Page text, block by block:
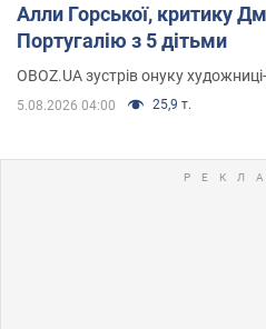
Алли Горської, критику
Португалію з 5 дітьми
OBOZ.UA зустрів онуку
5.08.2026 04:00 25,9 т.